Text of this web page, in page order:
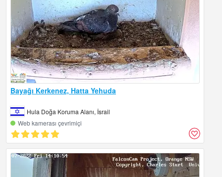
Bayağı Kerkenez, Hatta Yehuda
Hula Doğa Koruma Alanı, İsrail
Web kamerası çevrimiçi